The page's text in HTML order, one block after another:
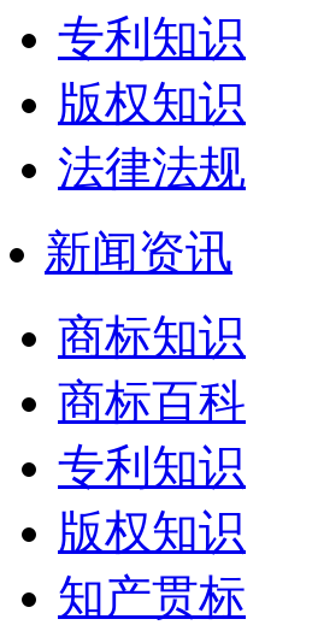
专利知识
版权知识
法律法规
新闻资讯
商标知识
商标百科
专利知识
版权知识
知产贯标